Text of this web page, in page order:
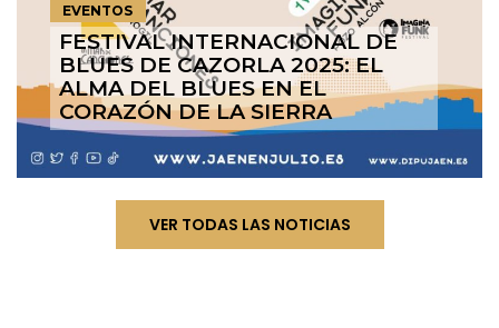
EVENTOS
FESTIVAL INTERNACIONAL DE
BLUES DE CAZORLA 2025: EL
ALMA DEL BLUES EN EL
CORAZÓN DE LA SIERRA
VER TODAS LAS NOTICIAS